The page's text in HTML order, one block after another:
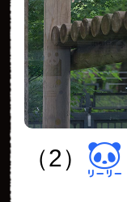
（2）